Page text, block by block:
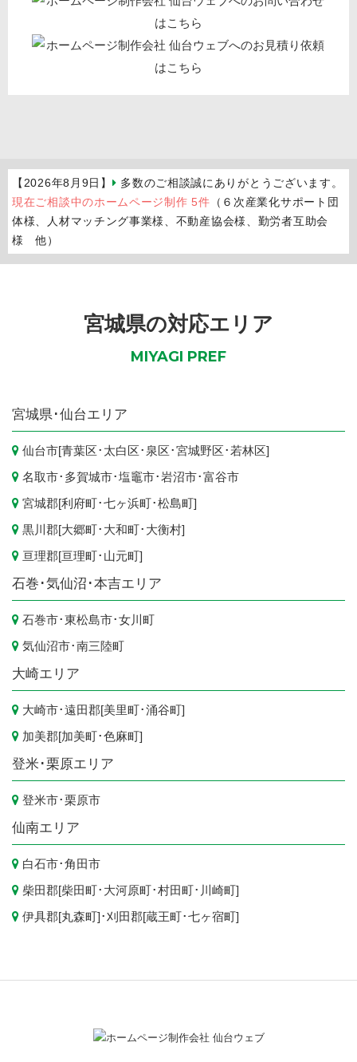
【2026年8月9日】
多数のご相談誠にありがとうございます。
現在ご相談中のホームページ制作 5件 （６次産業化サポート団
体様、人材マッチング事業様、不動産協会様、勤労者互助会
様 他）
宮城県の対応エリア
MIYAGI PREF
宮城県 ･仙台エリア
仙台市[青葉区･ 太白区･ 泉区･宮城野区･ 若林区]
名取市･ 多賀城市･塩竈市･岩沼市･富谷市
宮城郡[利府町･七ヶ浜町･松島町]
黒川郡[大郷町･ 大和町･ 大衡村]
亘理郡[亘理町･ 山元町]
石巻･気仙沼･本吉エリア
石巻市･東松島市･女川町
気仙沼市･南三陸町
大崎エリア
大崎市･遠田郡[美里町･涌谷町]
加美郡[加美町･色麻町]
登米･栗原エリア
登米市･栗原市
仙南エリア
白石市･角田市
柴田郡[柴田町･ 大河原町･村田町･ 川崎町]
伊具郡[丸森町]･刈田郡[蔵王町･七ヶ宿町]